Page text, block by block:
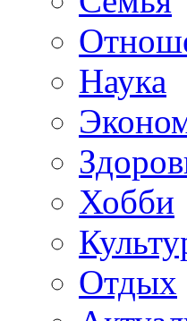
Наука
Хобби
Отдых